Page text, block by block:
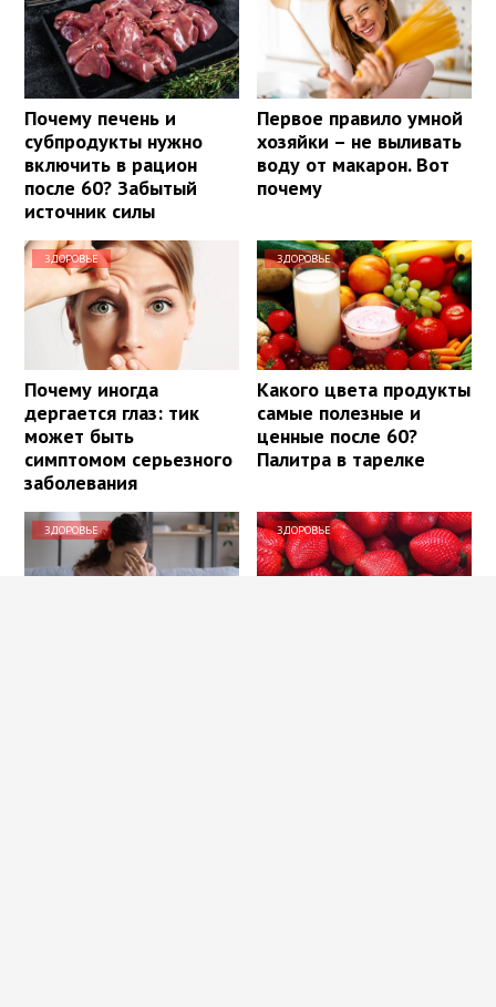
Почему печень и
субпродукты нужно
включить в рацион
после 60? Забытый
источник силы
Первое правило умной
хозяйки – не выливать
воду от макарон. Вот
почему
ЗДОРОВЬЕ
Почему иногда
дергается глаз: тик
может быть
симптомом серьезного
заболевания
ЗДОРОВЬЕ
Какого цвета продукты
самые полезные и
ценные после 60?
Палитра в тарелке
ЗДОРОВЬЕ ЗДОРОВЬЕ